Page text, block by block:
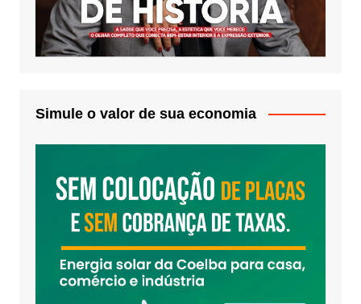
Simule o valor de sua economia